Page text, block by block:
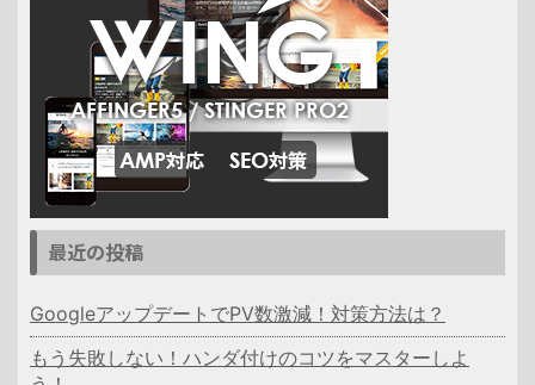
最近の投稿
GoogleアップデートでPV数激減！対策方法は？
もう失敗しない！ハンダ付けのコツをマスターしよ